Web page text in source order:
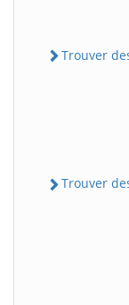
Trouver
Trouver